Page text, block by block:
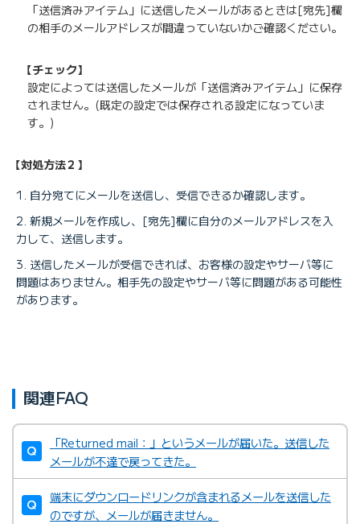
「送信済みアイテム」に送信したメールがあるときは[宛先]欄
の相手のメールアドレスが間違っていないかご確認ください。
【チェック】
設定によっては送信したメールが「送信済みアイテム」に保存
されません。(既定の設定では保存される設定になっていま
す。)
【対処方法２】
自分宛てにメールを送信し、受信できるか確認します。
新規メールを作成し、[宛先]欄に自分のメールアドレスを入
力して、送信します。
送信したメールが受信できれば、お客様の設定やサーバ等に
問題はありません。相手先の設定やサーバ等に問題がある可能性
があります。
関連FAQ
「Returned mail：」というメールが届いた。送信した
メールが不達で戻ってきた。
端末にダウンロードリンクが含まれるメールを送信した
のですが、メールが届きません。